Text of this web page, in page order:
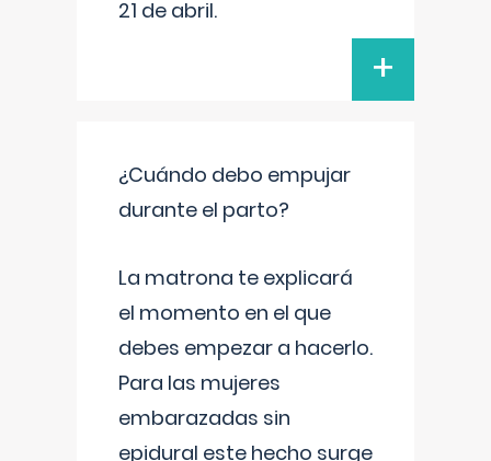
21 de abril.
+
¿Cuándo debo empujar
durante el parto?
La matrona te explicará
el momento en el que
debes empezar a hacerlo.
Para las mujeres
embarazadas sin
epidural este hecho surge